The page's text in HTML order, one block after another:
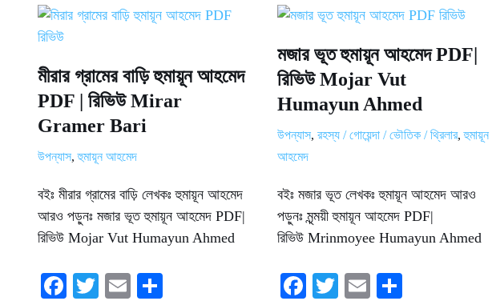
bo tte ail re
মীরার গ্রামের বাড়ি হুমায়ূন আহমেদ
PDF | রিভিউ Mirar
Gramer Bari
উপন্যাস,হুমায়ূন আহমেদ
বইঃ মীরার গ্রামের বাড়ি লেখকঃ হুমায়ূন আহমেদ
আরও পড়ুনঃ মজার ভূত হুমায়ূন আহমেদ PDF|
রিভিউ Mojar Vut Humayun Ahmed
Fa T
E
মজার ভূত হুমায়ূন আহমেদ PDF|
রিভিউ Mojar Vut
Humayun Ahmed
উপন্যাস, রহস্য / গোয়েন্দা / ভৌতিক / থ্রিলার,হুমায়ূন
আহমেদ
বইঃ মজার ভূত লেখকঃ হুমায়ূন আহমেদ আরও
পড়ুনঃ মৃন্ময়ী হুমায়ূন আহমেদ PDF|
রিভিউ Mrinmoyee Humayun Ahmed
Fa T
E